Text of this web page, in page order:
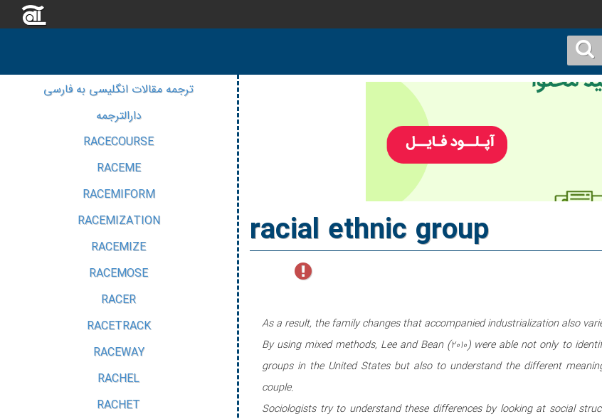
racial ethnic group
As a result, the family changes that accompanied industrialization also
By using mixed methods, Lee and Bean (2010) were able not only to
groups in the United States but also to understand the different
couple.
Sociologists try to understand these differences by looking at social
ترجمه مقالات انگلیسی به فارسی
دارالترجمه
RACECOURSE
RACEME
RACEMIFORM
RACEMIZATION
RACEMIZE
RACEMOSE
RACER
RACETRACK
RACEWAY
RACHEL
RACHET